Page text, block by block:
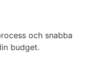
och snabba
budget.